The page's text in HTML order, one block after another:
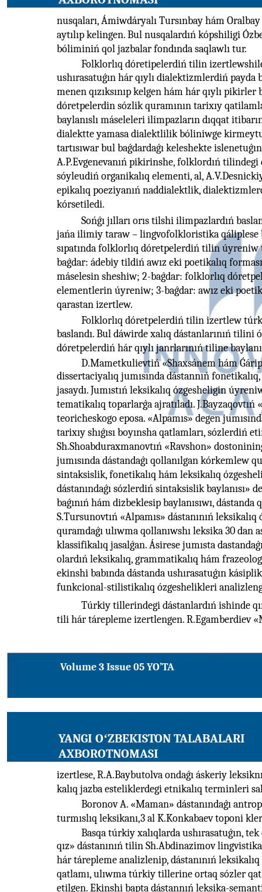
Volume 3 Issue 05 YO’TA
nusqaları, Ámiwdáryalı Tursınbay hám
aytılıp kelingen. Bul nusqalardıń kópshiligi
bóliminiń qol jazbalar fondında saqlawlı tur.
Folklorlıq dóretipelerdiń tilin
ushırasatuǵın hár qıylı dialektizmlerdiń payda
menen qızıksınıp kelgen hám hár qıylı
dóretpelerdin sózlik quramının tarixıy
baylanıslı máseleleri ilimpazların dıqqat
dialektte yamasa dialektlilik bóliniwge
tartısıwar bul baǵdardaǵı keleshekte
A.P.Evgenevanıń pikirinshe, folklordıń
sóyleudiń organikalıq elementi, al,
epikalıq poeziyanıń naddialektlik,
kórsetiledi.
Sońǵı jılları orıs tilshi ilimpazlardıń
jańa ilimiy taraw – lingvofolkloristika qáliplese
sıpatında folklorlıq dóretpelerdiń tilin úyreniw
baǵdar: ádebiy tildiń awız eki poetikalıq
máselesin sheshiw; 2-baǵdar: folklorlıq
elementlerin úyreniw; 3-baǵdar: awız eki
qarastan izertlew.
Folklorlıq dóretpelerdiń tilin izertlew
baslandı. Bul dáwirde xalıq dástanlarınıń
dóretpelerdiń hár qıylı janrlarınıń tiline
D.Mametkulievtiń «Shaxsánem hám
dissertaciyalıq jumısında dástannıń
jasaydı. Jumıstıń leksikalıq ózgesheligin
tematikalıq toparlarǵa ajratıladı.
teoricheskogo eposa. «Alpamıs» degen
tarixıy shıǵısı boyınsha qatlamları, sózlerdiń
Sh.Shoabduraxmanovtıń «Ravshon»
jumısında dástandaǵı qollanılgan kórkemlew
sintaksislik, fonetikalıq hám leksikalıq
dástanındaǵı sózlerdiń sintaksislik baylanısı»
baǵınıń hám dizbeklesip baylanısıwı,
S.Tursunovtıń «Alpamıs» dástanınıń
quramdaǵı ulıwma qollanıwshı leksika 30
klassifikalıq jasalǵan. Ásirese jumısta
olardıń leksikalıq, grammatikalıq hám
ekinshi babında dástanda ushırasatuǵın
funkcional-stilistikalıq ózgeshelikleri
Túrkiy tillerindegi dástanlardıń ishinde
tili hár tárepleme izertlengen. R.Egamberdiev
YANGI OʻZBEKISTON TALABALARI
AXBOROTNOMASI
izertlese, R.A.Baybutolva ondaǵı áskeriy
kalıq jazba esteliklerdegi etnikalıq terminleri
Boronov A. «Maman» dástanındaǵı
turmıslıq leksikanı,3 al K.Konkabaev toponi
Basqa túrkiy xalıqlarda ushırasatuǵın,
qız» dástanınıń tilin Sh.Abdinazimov
hár tárepleme analizlenip, dástanınıń leksikalıq
qatlamı, ulıwma túrkiy tillerine ortaq sózler
etilgen. Ekinshi bapta dástannıń leksika-